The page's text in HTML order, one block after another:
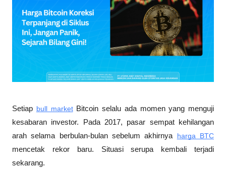
Setiap bull market Bitcoin selalu ada momen yang menguji
kesabaran investor. Pada 2017, pasar sempat kehilangan
arah selama berbulan-bulan sebelum akhirnya harga BTC
mencetak rekor baru. Situasi serupa kembali terjadi
sekarang.